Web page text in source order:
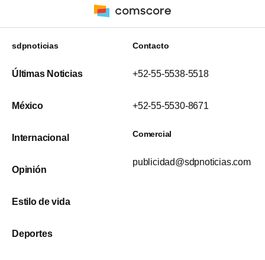
sdpnoticias
Últimas Noticias
México
Internacional
Opinión
Estilo de vida
Deportes
Contacto
+52-55-5538-5518
+52-55-5530-8671
Comercial
publicidad@sdpnoticias.com